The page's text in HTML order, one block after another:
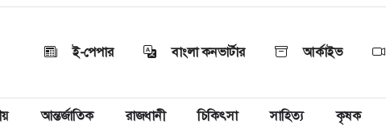
ই-পেপার বাংলা কনভার্টার আর্কাইভ
আন্তর্জাতিক রাজধানী চিকিৎসা সাহিত্য কৃষক